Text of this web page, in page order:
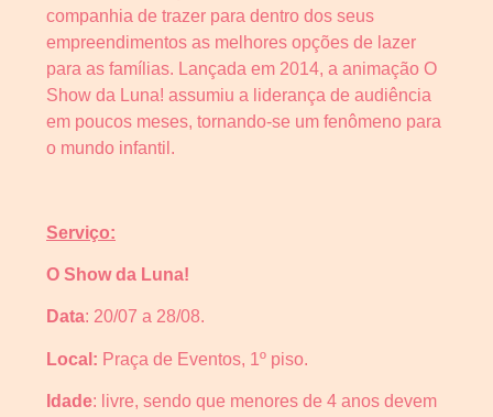
companhia de trazer para dentro dos seus
empreendimentos as melhores opções de lazer
para as famílias. Lançada em 2014, a animação O
Show da Luna! assumiu a liderança de audiência
em poucos meses, tornando-se um fenômeno para
o mundo infantil.
Serviço:
O Show da Luna!
Data: 20/07 a 28/08.
Local: Praça de Eventos, 1º piso.
Idade: livre, sendo que menores de 4 anos devem